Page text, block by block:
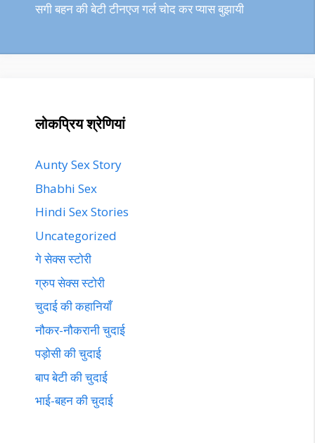
सगी बहन की बेटी टीनएज गर्ल चोद कर प्यास बुझायी
लोकप्रिय श्रेणियां
Aunty Sex Story
Bhabhi Sex
Hindi Sex Stories
Uncategorized
गे सेक्स स्टोरी
ग्रुप सेक्स स्टोरी
चुदाई की कहानियाँ
नौकर-नौकरानी चुदाई
पड़ोसी की चुदाई
बाप बेटी की चुदाई
भाई-बहन की चुदाई